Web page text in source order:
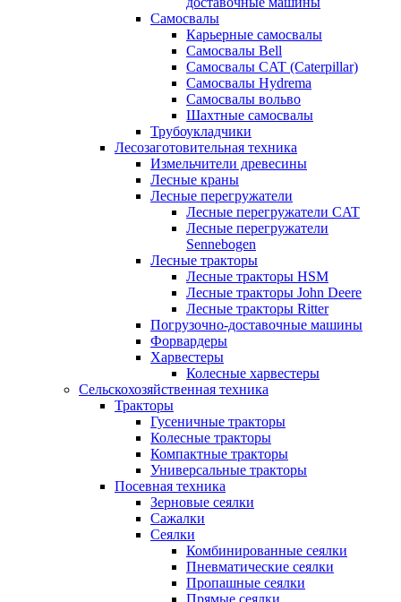
Самосвалы
Карьерные самосвалы
Самосвалы Bell
Самосвалы CAT (Caterpillar)
Самосвалы Hydrema
Самосвалы вольво
Шахтные самосвалы
Трубоукладчики
Лесозаготовительная техника
Измельчители древесины
Лесные краны
Лесные перегружатели
Лесные перегружатели CAT
Лесные перегружатели
Sennebogen
Лесные тракторы
Лесные тракторы HSM
Лесные тракторы John Deere
Лесные тракторы Ritter
Погрузочно-доставочные машины
Форвардеры
Харвестеры
Колесные харвестеры
Сельскохозяйственная техника
Тракторы
Гусеничные тракторы
Колесные тракторы
Компактные тракторы
Универсальные тракторы
Посевная техника
Зерновые сеялки
Сажалки
Сеялки
Комбинированные сеялки
Пневматические сеялки
Пропашные сеялки
Прямые сеялки